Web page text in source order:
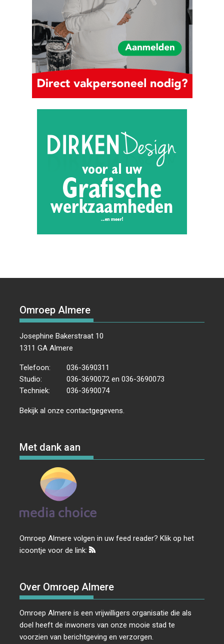
Omroep Almere
Josephine Bakerstraat 10
1311 GA Almere
Telefoon:
036-3690311
Studio:
036-3690072 en 036-3690073
Techniek:
036-3690074
Bekijk al onzecontactgegevens
Met dank aan
Omroep Almere volgen in uw feed reader? Klik op het
icoontje voor de link:
Over Omroep Almere
Omroep Almere is een vrijwilligers organisatie die als
doel heeft de inwoners van onze mooie stad te
voorzien van berichtgeving en verzorgen.